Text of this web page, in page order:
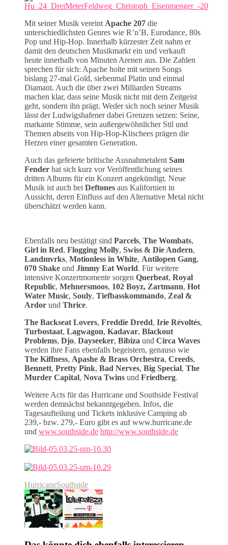
Mit seiner Musik vereint Apache 207 die
unterschiedlichsten Genres wie R’n’B, Eurodance, 80s
Pop und Hip-Hop. Innerhalb kürzester Zeit nahm er
damit den deutschen Musikmarkt ein und verkauft
heute innerhalb von Minuten Arenen aus. Die Zahlen
sprechen für sich: Apache holte mit seinen Songs
bislang 27-mal Gold, siebenmal Platin und einmal
Diamant. Auch die über zwei Milliarden Streams
machen klar, dass seine Musik nicht mit dem Zeitgeist
geht, sondern ihn prägt. Weder sich noch seiner Musik
lässt der Ludwigshafener dabei Grenzen setzen: Seine,
markante Stimme, sein außergewöhnlicher Stil und
Themen abseits von Hip-Hop-Klischees prägen die
Herzen einer gesamten Generation.
Auch das gefeierte britische Ausnahmetalent Sam
Fender hat sich kurz vor Veröffentlichung seines
dritten Albums für ein Konzert angekündigt. Neue
Musik ist auch bei Deftones aus Kalifornien in
Aussicht, deren Einfluss auf den Alternative Metal nicht
überschätzt werden kann.
Ebenfalls neu bestätigt sind Parcels, The Wombats,
Girl in Red, Flogging Molly, Swiss & Die Andern,
Landmvrks, Motionless in White, Antilopen Gang,
070 Shake und Jimmy Eat World. Für weitere
intensive Konzertmomente sorgen Querbeat, Royal
Republic, Mehnersmoos, 102 Boyz, Zartmann, Hot
Water Music, Souly, Tiefbasskommando, Zeal &
Ardor und Thrice.
The Backseat Lovers, Freddie Dredd, Irie Révoltés,
Turbostaat, Lagwagon, Kadavar, Blackout
Problems, Djo, Dayseeker, Bibiza und Circa Waves
werden ihre Fans ebenfalls begeistern, genauso wie
The Kiffness, Apashe & Brass Orchestra, Creeds,
Bennett, Pretty Pink, Bad Nerves, Big Special, The
Murder Capital, Nova Twins und Friedberg.
Weitere Acts für das Hurricane und Southside Festival
werden demnächst bekanntgegeben. Infos, die
Tagesaufteilung und Tickets inklusive Camping ab
239,- bzw. 279,- Euro gibt es auf www.hurricane.de
und www.southside.de http://www.southside.de
HurricaneSouthside